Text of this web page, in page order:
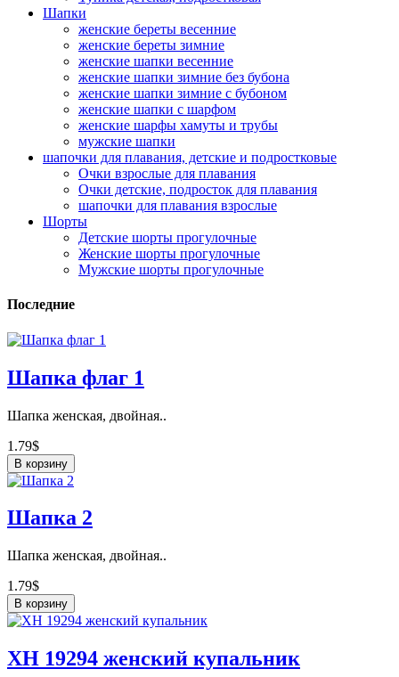
Шапки
женские береты весенние
женские береты зимние
женские шапки весенние
женские шапки зимние без бубона
женские шапки зимние с бубоном
женские шапки с шарфом
женские шарфы хамуты и трубы
мужские шапки
шапочки для плавания, детские и подростковые
Очки взрослые для плавания
Очки детские, подросток для плавания
шапочки для плавания взрослые
Шорты
Детские шорты прогулочные
Женские шорты прогулочные
Мужские шорты прогулочные
Последние
Шапка флаг 1
Шапка женская, двойная..
1.79$
В корзину
Шапка 2
Шапка женская, двойная..
1.79$
В корзину
ХН 19294 женский купальник